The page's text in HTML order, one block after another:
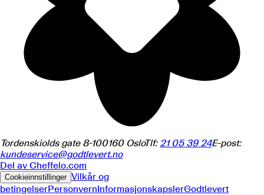
Tordenskiolds gate 8-100160 OsloTlf: 21 05 39 24E-post:
kundeservice@godtlevert.no
Del av Cheffelo.com
Cookieinnstillinger Vilkår og
betingelserPersonvernInformasjonskapslerGodtlevert